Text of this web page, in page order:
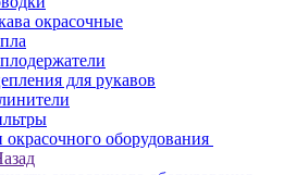
окрасочные
для рукавов
окрасочного оборудования